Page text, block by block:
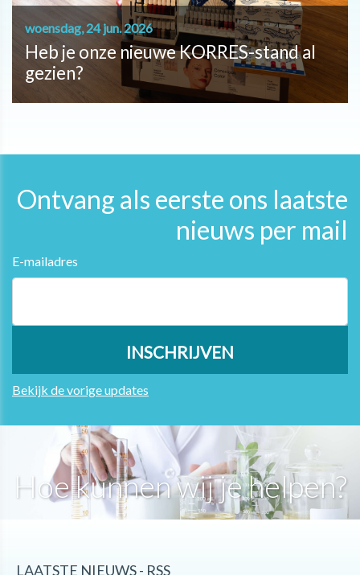
woensdag, 24 jun. 2026
Heb je onze nieuwe KORRES-stand al
gezien?
Ontvang als eerste ons laatste
nieuws per mail
E-mailadres
Bekijk de vorige updates
Hoe kunnen wij je helpen?
LAATSTE NIEUWS - RSS